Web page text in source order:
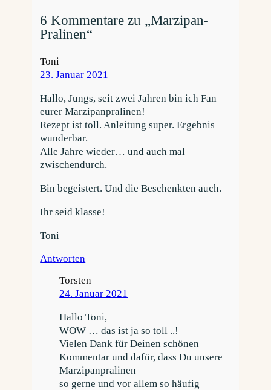
6 Kommentare zu „Marzipan-
Pralinen“
Toni
23. Januar 2021
Hallo, Jungs, seit zwei Jahren bin ich Fan
eurer Marzipanpralinen!
Rezept ist toll. Anleitung super. Ergebnis
wunderbar.
Alle Jahre wieder… und auch mal
zwischendurch.
Bin begeistert. Und die Beschenkten auch.
Ihr seid klasse!
Toni
Antworten
Torsten
24. Januar 2021
Hallo Toni,
WOW … das ist ja so toll ..!
Vielen Dank für Deinen schönen
Kommentar und dafür, dass Du unsere
Marzipanpralinen
so gerne und vor allem so häufig